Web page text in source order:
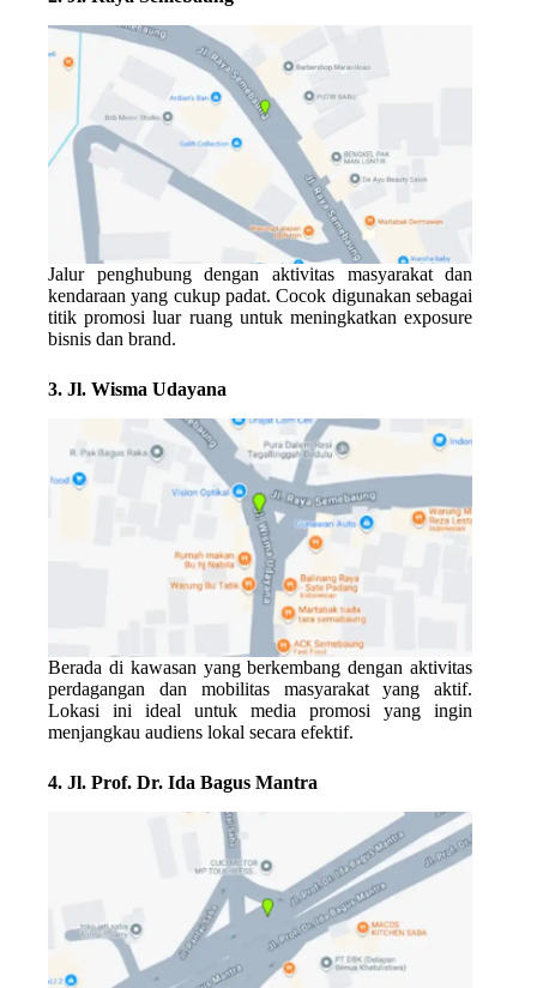
Jalur penghubung dengan aktivitas masyarakat dan
kendaraan yang cukup padat. Cocok digunakan sebagai
titik promosi luar ruang untuk meningkatkan exposure
bisnis dan brand.
3. Jl. Wisma Udayana
Berada di kawasan yang berkembang dengan aktivitas
perdagangan dan mobilitas masyarakat yang aktif.
Lokasi ini ideal untuk media promosi yang ingin
menjangkau audiens lokal secara efektif.
4. Jl. Prof. Dr. Ida Bagus Mantra